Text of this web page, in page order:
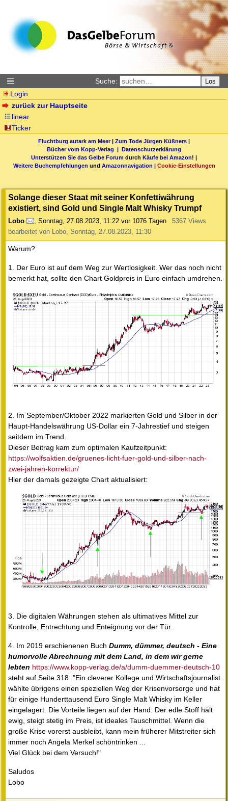
Suche: Los
Login
zurück zur Hauptseite
linear
Ticker
Fluchtburg autark am Meer| Zum Tode Jürgen Küßners |
Bücher vom Kopp-Verlag | Datenschutzerklärung
Unterstützen Sie das Gelbe Forum durch Käufe bei Amazon! |
Weitere Buchempfehlungen und Amazonnavigation | Cookie-Einstellungen
Solange dieser Staat mit seiner Konfettiwährung
existiert, sind Gold und Single Malt Whisky Trumpf
Lobo , Sonntag, 27.08.2023, 11:22 vor 1076 Tagen
5367 Views
bearbeitet von Lobo, Sonntag, 27.08.2023, 11:30
Warum?
1. Der Euro ist auf dem Weg zur Wertlosigkeit. Wer das noch nicht
bemerkt hat, sollte den Chart Goldpreis in Euro einfach umdrehen.
2. Im September/Oktober 2022 markierten Gold und Silber in der
Haupt-Handelswährung US-Dollar ein 7-Jahrestief und steigen
seitdem im Trend.
Dieser Beitrag kam zum optimalen Kaufzeitpunkt:
https://wolfsaktien.de/gruenes-licht-fuer-gold-und-silber-nach-
zwei-jahren-korrektur/
Hier der damals gezeigte Chart aktualisiert:
3. Die digitalen Währungen stehen als ultimatives Mittel zur
Kontrolle, Entrechtung und Enteignung vor der Tür.
4. Im 2019 erschienenen Buch Dumm, dümmer, deutsch - Eine
humorvolle Abrechnung mit dem Land, in dem wir gerne
lebten https://www.kopp-verlag.de/a/dumm-duemmer-deutsch-10
steht auf Seite 318: "Ein cleverer Kollege und Wirtschaftsjournalist
wählte übrigens einen speziellen Weg der Krisenvorsorge und hat
für einige Hunderttausend Euro Single Malt Whisky im Keller
eingelagert. Die Vorteile liegen auf der Hand: Der edle Stoff hält
ewig, steigt stetig im Preis, ist ideales Tauschmittel. Wenn die
große Krise vorerst ausbleibt, kann mein früherer Mitstreiter sich
immer noch Angela Merkel schöntrinken ...
Viel Glück bei dem Versuch!"
Saludos
Lobo